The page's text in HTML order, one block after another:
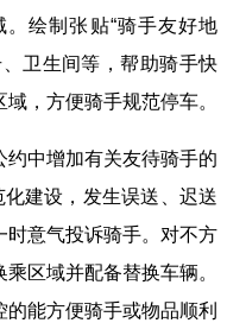
绘制张贴“骑手友好地
卫生间等，帮助骑手快
，方便骑手规范停车‌。
约中增加有关友待骑手的
化建设，发生误送、迟送
时意气投诉骑手。对不方
区域并配备替换车辆。
能方便骑手或物品顺利